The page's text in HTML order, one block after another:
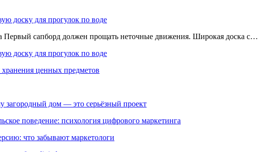
доску для прогулок по воде
Первый сапборд должен прощать неточные движения. Широкая доска с…
доску для прогулок по воде
хранения ценных предметов
загородный дом — это серьёзный проект
поведение: психология цифрового маркетинга
что забывают маркетологи